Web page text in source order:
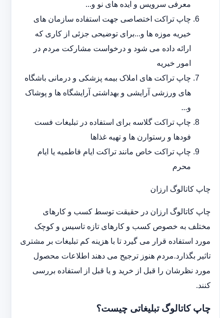
معرفی سرویس و ایده های نو و...
چاپ تراکت اختصاصی جهت استفاده سازمان های
خیریه موزه ها و...برای توضیحی جزئی از کاری که
ارائه داده می شود و درخواست مشارکت مردم در
امور خیریه
چاپ تراکت های املاک بیمه پزشکی و درمانی باشگاه
های ورزشی آرایشی و بهداشتی آرایشگاه ها و پوشاک
و...
چاپ تراکت گلاسه برای استفاده در تبلیغات فست
فودها و رستوارن ها و تهیه غذاها
چاپ تراکت خاص مانند تراکت ایام فاطمیه یا ایام
محرم
چاپ کاتالوگ ارزان
چاپ کاتالوگ ارزان در حقیقت توسط کسب و کارهای
مختلف به خصوص کسب و کارهای تازه تاسیس و کوچک
مورد استفاده قرار می گیرد تا با هزینه کم تبلیغات بر مشتری
تاثیر بگذارد.مردم هنوز ترجیح می دهند اطلاعات محصول
مورد نظرشان را قبل از خرید و یا قبل از استفاده بررسی
کنند.
چاپ کاتالوگ تبلیغاتی چیست؟